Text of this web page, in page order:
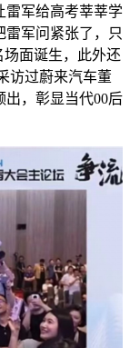
雷军给高考莘莘学
雷军问紧张了，只
场面诞生，此外还
访过蔚来汽车董
出，彰显当代00后